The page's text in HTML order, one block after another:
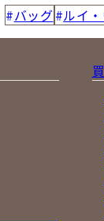
バッグ ルイ